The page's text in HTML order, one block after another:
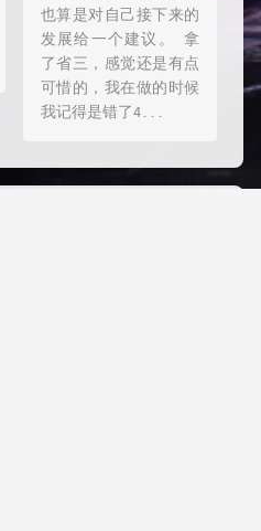
也算是对自己接下来的
发展给一个建议。 拿
了省三，感觉还是有点
可惜的，我在做的时候
我记得是错了4...